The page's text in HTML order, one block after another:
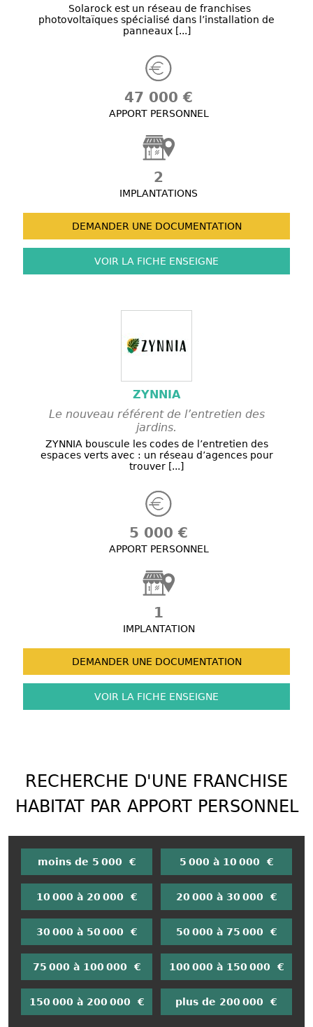
Solarock est un réseau de franchises
photovoltaïques spécialisé dans l’installation de
panneaux [...]
47 000 €
APPORT PERSONNEL
2
IMPLANTATIONS
DEMANDER UNE DOCUMENTATION
VOIR LA FICHE ENSEIGNE
ZYNNIA
Le nouveau référent de l’entretien des
jardins.
ZYNNIA bouscule les codes de l’entretien des
espaces verts avec : un réseau d’agences pour
trouver [...]
5 000 €
APPORT PERSONNEL
1
IMPLANTATION
DEMANDER UNE DOCUMENTATION
VOIR LA FICHE ENSEIGNE
RECHERCHE D'UNE FRANCHISE
HABITAT PAR APPORT PERSONNEL
moins de 5 000 € 5 000 à 10 000 €
10 000 à 20 000 € 20 000 à 30 000 €
30 000 à 50 000 € 50 000 à 75 000 €
75 000 à 100 000 € 100 000 à 150 000 €
150 000 à 200 000 € plus de 200 000 €